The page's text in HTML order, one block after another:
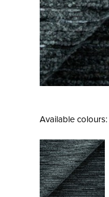
Available colours: